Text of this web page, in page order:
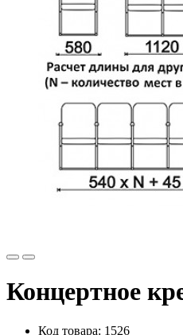
Концертное
Код товара: 1526